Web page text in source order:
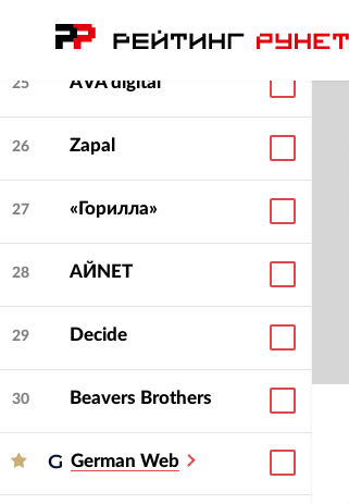
25 AVA digital
26 Zapal
27 «Горилла»
28 АЙNET
29 Decide
30 Beavers Brothers
German Web